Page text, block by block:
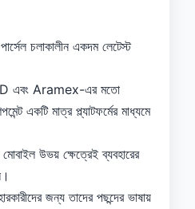
চলাকালীন একদম লেটেস্ট
এবং Aramex-এর মতো
একটি মাত্র প্ল্যাটফর্মের মাধ্যমে
উভয় ক্ষেত্রেই ব্যবহারের
জন্য তাদের পছন্দের ভাষায়